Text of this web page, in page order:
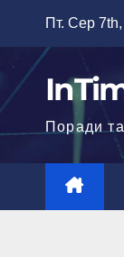
вмісту
Пт. Сер
Поради